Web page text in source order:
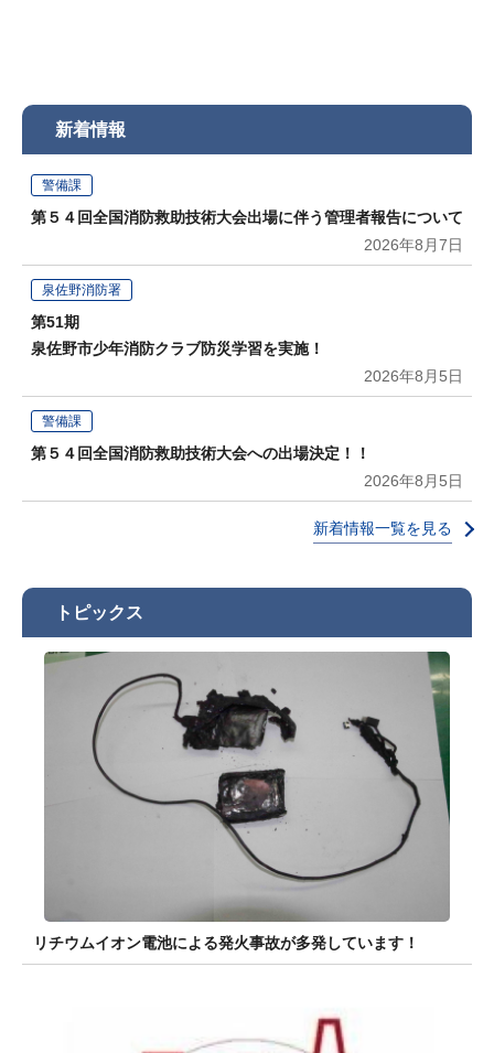
新着情報
警備課
第５４回全国消防救助技術大会出場に伴う管理者報告について
2026年8月7日
泉佐野消防署
第51期
泉佐野市少年消防クラブ防災学習を実施！
2026年8月5日
警備課
第５４回全国消防救助技術大会への出場決定！！
2026年8月5日
新着情報一覧を見る
トピックス
リチウムイオン電池による発火事故が多発しています！